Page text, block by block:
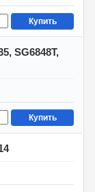
Купить
SG6848T,
Купить